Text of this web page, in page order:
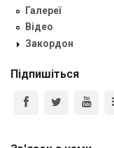
Галереї
Відео
Закордон
Підпишіться